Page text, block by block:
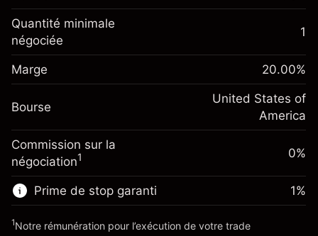
Ajustement des fonds de
overnight
(-$1.08)
Taille de la position avec effet de levier
~$5,000.00
$4,000.00
Vers la plateforme
Marge. Votre
investissement
Ajustement des fonds de
Frais sur la valeur totale de la
position
-0.000682
%
(-$0.03)
Taille de la position avec effet de levier
~$5,000.00
Valeur nominale avec effet de levier
Quantité minimale
négociée
1
Marge 20.00%
Bourse
United States of
America
Commission sur la
négociation1 0%
Prime de stop garanti 1%
1Notre rémunération pour l’exécution de votre trade